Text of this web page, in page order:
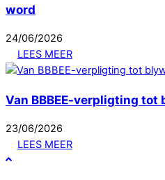
word
24/06/2026
LEES MEER
Van BBBEE-verpligting tot
23/06/2026
LEES MEER